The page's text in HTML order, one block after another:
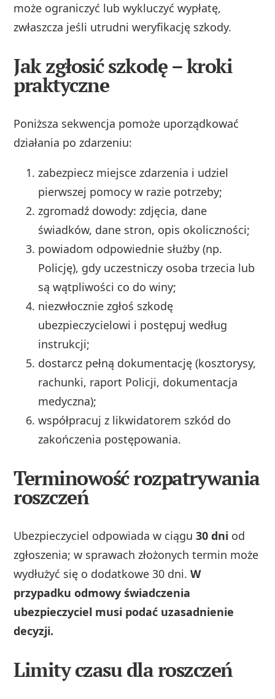
może ograniczyć lub wykluczyć wypłatę,
zwłaszcza jeśli utrudni weryfikację szkody.
Jak zgłosić szkodę – kroki
praktyczne
Poniższa sekwencja pomoże uporządkować
działania po zdarzeniu:
zabezpiecz miejsce zdarzenia i udziel
pierwszej pomocy w razie potrzeby;
zgromadź dowody: zdjęcia, dane
świadków, dane stron, opis okoliczności;
powiadom odpowiednie służby (np.
Policję), gdy uczestniczy osoba trzecia lub
są wątpliwości co do winy;
niezwłocznie zgłoś szkodę
ubezpieczycielowi i postępuj według
instrukcji;
dostarcz pełną dokumentację (kosztorysy,
rachunki, raport Policji, dokumentacja
medyczna);
współpracuj z likwidatorem szkód do
zakończenia postępowania.
Terminowość rozpatrywania
roszczeń
Ubezpieczyciel odpowiada w ciągu30 dni od
zgłoszenia; w sprawach złożonych termin może
wydłużyć się o dodatkowe 30 dni.W
przypadku odmowy świadczenia
ubezpieczyciel musi podać uzasadnienie
decyzji.
Limity czasu dla roszczeń